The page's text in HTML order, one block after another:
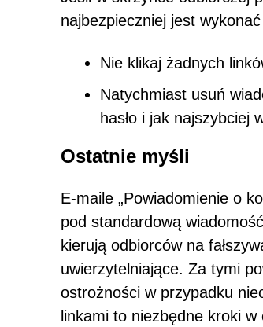
najbezpieczniej jest
Nie klikaj żadnych
Natychmiast usuń
hasło i jak najszybciej
Ostatnie myśli
E-maile „Powiadomienie o
pod standardową
kierują odbiorców na
uwierzytelniające. Za tymi
ostrożności w przypadku
linkami to niezbędne kroki